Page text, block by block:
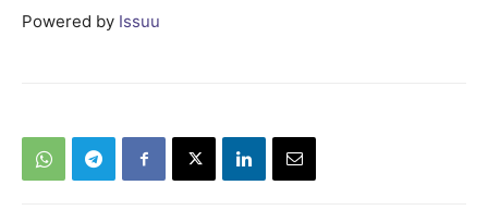
Powered by Issuu